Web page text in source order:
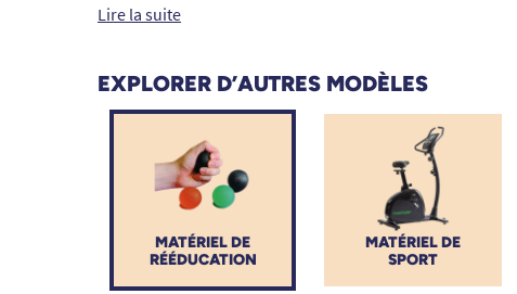
physique douce est indispensable. Que vous ayez
propre rythme.
Lire la suite
EXPLORER D’AUTRES MODÈLES
MATÉRIEL DE
RÉÉDUCATION
MATÉRIEL DE
SPORT